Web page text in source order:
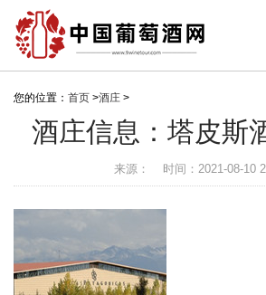
您的位置： 首页 >酒庄 >
酒庄信息：塔皮斯
来源： 时间：2021-08-10